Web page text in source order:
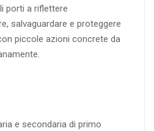
porti a riflettere
salvaguardare e proteggere
piccole azioni concrete da
e secondaria di primo